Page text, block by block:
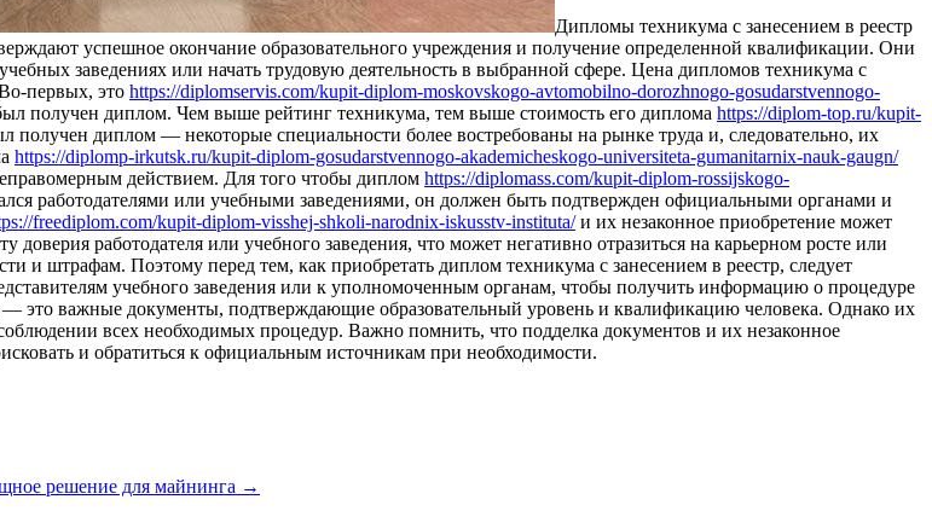
Диплoмы тexникумa с зaнeсeниeм в реестр
успешное окончание образовательного учреждения и получение определенной квалификации. Они
заведениях или начать трудовую деятельность в выбранной сфере. Цена дипломов техникума с
первых, это https://diplomservis.com/kupit-diplom-moskovskogo-avtomobilno-dorozhnogo-gosudarstvennogo-
получен диплом. Чем выше рейтинг техникума, тем выше стоимость его диплома https://diplom-top.ru/kupit-
получен диплом — некоторые специальности более востребованы на рынке труда и, следовательно, их
https://diplomp-irkutsk.ru/kupit-diplom-gosudarstvennogo-akademicheskogo-universiteta-gumanitarnix-nauk-gaugn/
действием. Для того чтобы диплом https://diplomass.com/kupit-diplom-rossijskogo-
работодателями или учебными заведениями, он должен быть подтвержден официальными органами и
freediplom.com/kupit-diplom-visshej-shkoli-narodnix-iskusstv-instituta/и их незаконное приобретение может
работодателя или учебного заведения, что может негативно отразиться на карьерном росте или
и штрафам. Поэтому перед тем, как приобретать диплом техникума с занесением в реестр, следует
учебного заведения или к уполномоченным органам, чтобы получить информацию о процедуре
это важные документы, подтверждающие образовательный уровень и квалификацию человека. Однако их
всех необходимых процедур. Важно помнить, что подделка документов и их незаконное
и обратиться к официальным источникам при необходимости.
решение для майнинга →